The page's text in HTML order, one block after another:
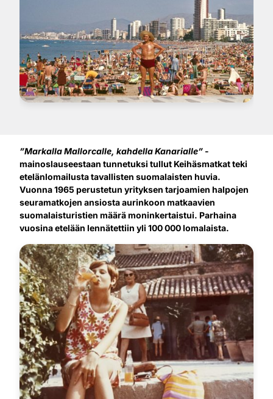
”Markalla Mallorcalle, kahdella Kanarialle” -
mainoslauseestaan tunnetuksi tullut Keihäsmatkat teki
etelänlomailusta tavallisten suomalaisten huvia.
Vuonna 1965 perustetun yrityksen tarjoamien halpojen
seuramatkojen ansiosta aurinkoon matkaavien
suomalaisturistien määrä moninkertaistui. Parhaina
vuosina etelään lennätettiin yli 100 000 lomalaista.